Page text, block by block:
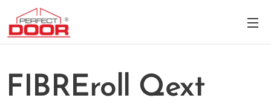
FIBREroll Qext